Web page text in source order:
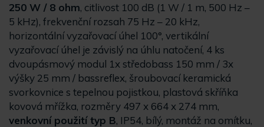
250 W / 8 ohm, citlivost 100 dB (1 W / 1 m, 500 Hz –
5 kHz), frekvenční rozsah 75 Hz – 20 kHz,
horizontální vyzařovací úhel 100°, vertikální
vyzařovací úhel je závislý na úhlu natočení, 4 ks
dvoupásmový modul 1x středobass 150 mm / 3x
výšky 25 mm / bassreflex, šroubovací keramická
svorkovnice s tepelnou pojistkou, plastová skříňka
kovová mřížka, rozměry 497 x 664 x 274 mm,
venkovní použití typ B, IP54, bílý, montáž na omítku,